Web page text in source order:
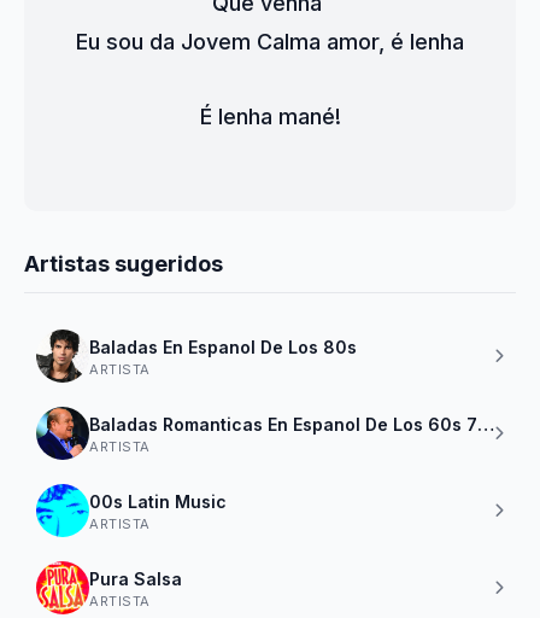
Eu sou da Jovem Calma amor, é lenha
É lenha mané!
Artistas sugeridos
Baladas En Espanol De Los 80s
ARTISTA
Baladas Romanticas En Espanol De Los 60s 70s 80
ARTISTA
00s Latin Music
ARTISTA
Pura Salsa
ARTISTA